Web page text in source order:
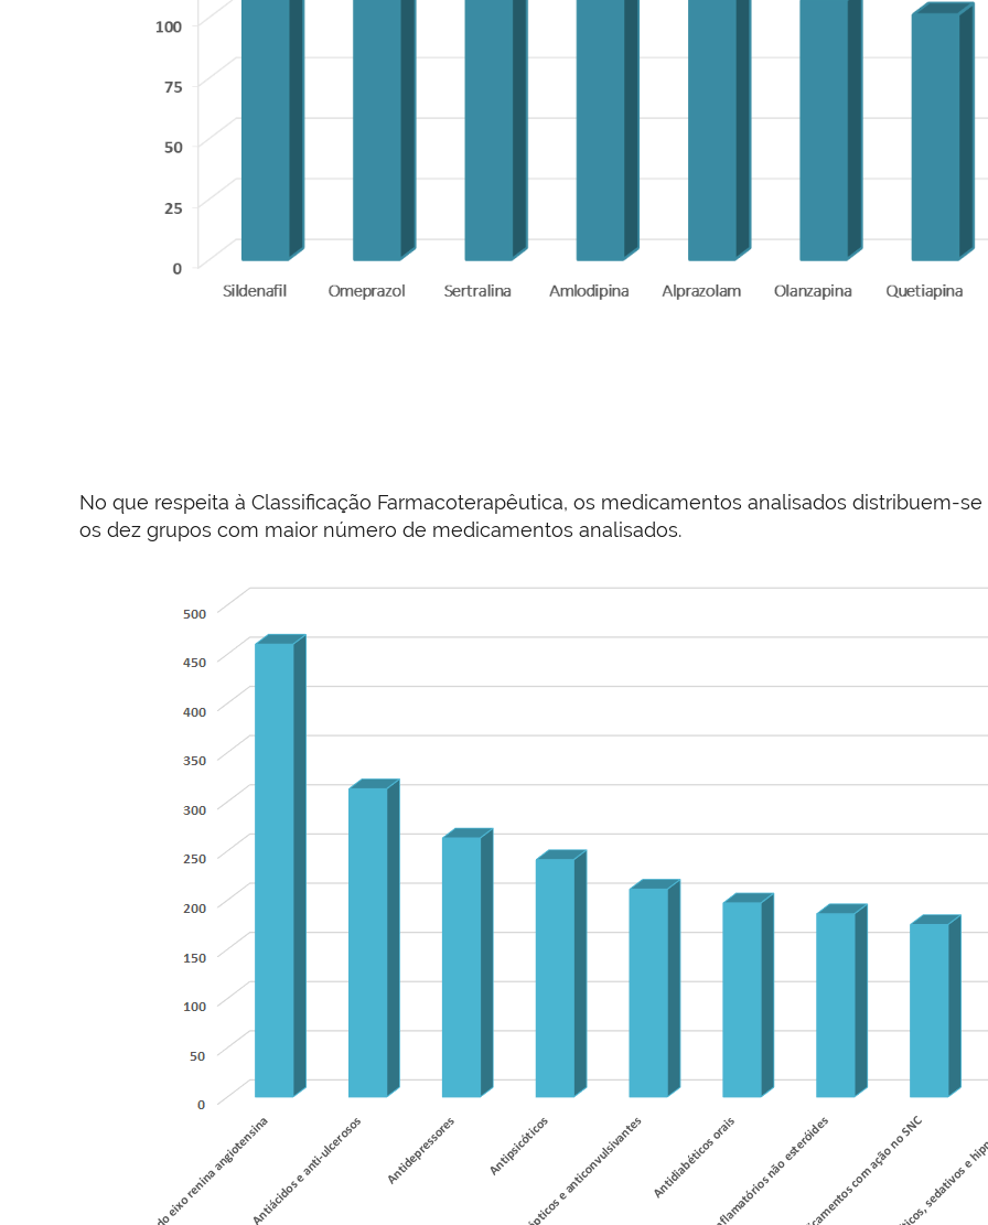
No que respeita à Classificação Farmacoterapêutica, os medicamentos analisados distribuem-
os dez grupos com maior número de medicamentos analisados.